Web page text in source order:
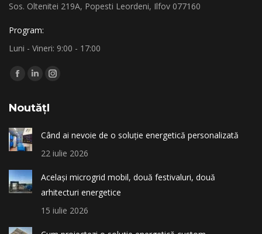
Sos. Oltenitei 219A, Popesti Leordeni, Ilfov 077160
Program:
Luni - Vineri: 9:00 - 17:00
Find us on:
Facebook
opens
in
new
window
Linkedin
opens
new
window
Instagram
new
window
NoutățI
Când ai nevoie de o soluție energetică personalizată
22 iulie 2026
Același microgrid mobil, două festivaluri, două
arhitecturi energetice
15 iulie 2026